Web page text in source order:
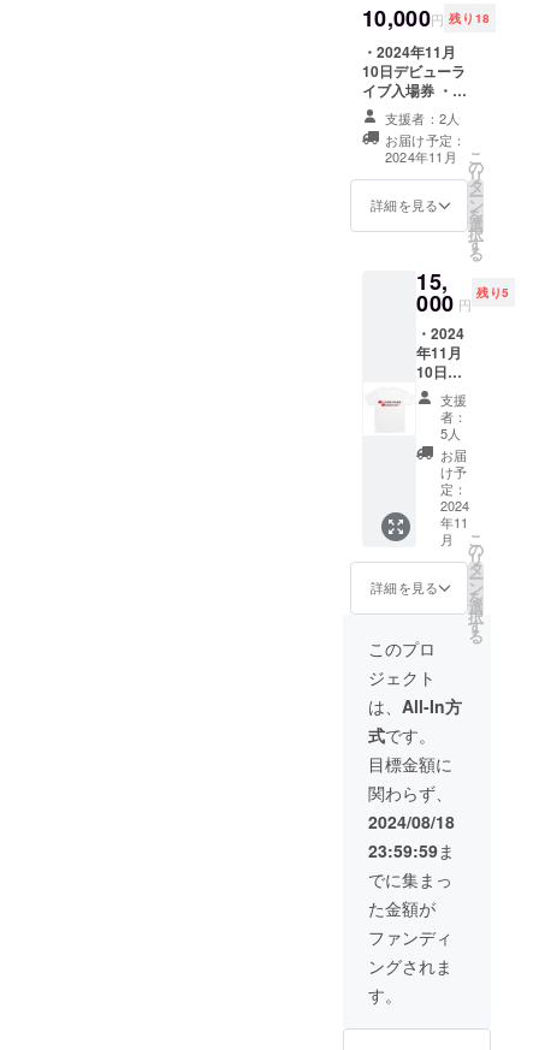
援者様の交通費
や滞在費：支援
者様の交通費や
滞在費は各自で
ご負担くださ
い。 ・支援者様
との連絡方法：
詳細はメールで
連絡します。
※チェキ券、色紙
は、当日お渡し
となります。当
日ご来場できな
い場合発送いた
しますのでお知
らせください。
イベント名：
YABUKI
日時：2024年11
月10日（日） ・
ホール ・時間：
10：30～18：
00（予定） ・支
援者様の交通費
や滞在費：支援
者様の交通費や
滞在費は各自で
ご負担くださ
い。 ・支援者様
との連絡方法：
詳細はメールで
連絡します。
10,000円 残り18
・2024年11月
10日デビューラ
イブ入場券 ・２
ショットチェキ
券2枚 ・お礼の
メッセージ ・サ
イン入り色紙 ・
お礼の動画(30秒
程度) ※メッセー
チェキ券は、当
日お渡しとなり
場できない場合
発送いたします
のでお知らせく
ださい。 イベン
ト名：YABUKI
MACHI-FES ・
日時：2024年11
月10日（日） ・
場所：矢吹町文
化センター 大
ホール ・時間：
10：30～18：
00（予定） ・支
援者様の交通費
や滞在費：支援
滞在費は各自で
ご負担くださ
い。 ・支援者様
との連絡方法：
詳細はメールで
連絡します。
支援者：2人
お届け予定：
2024年11月
詳細を見る
こ
の
リ
タ
ー
ン
を
選
択
す
る
15,
000 円
残り5
・2024
年11月
10日デ
ビュー
ライブ
入場券
・２
ショッ
トチェ
キ券2枚
・お礼
のメッ
セージ
・サイ
ン入り
色紙 ・
お礼の
動画(30
秒程度)
・サイ
ン入りT
シャツ
（サイ
ズM、
L、LL、
３Lから
１枚）
12月発
送 ※T
シャツ
デザイ
ンはイ
メージ
です。
ジ・入
支援
者：
5人
お届
け予
定：
2024
年11
月
詳細を見る
こ
の
リ
タ
ー
ン
を
選
択
す
る
このプロ
ジェクト
は、 All-In方
式です。
目標金額に
関わらず、
2024/08/18
23:59:59ま
でに集まっ
た金額が
ファンディ
ングされま
す。